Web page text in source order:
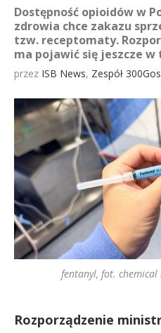
Dostępność opioidów w
zdrowia chce zakazu
tzw. receptomaty.
ma pojawić się jeszcze w
przez ISB News, Zespół
fentanyl, fot.
Rozporządzenie